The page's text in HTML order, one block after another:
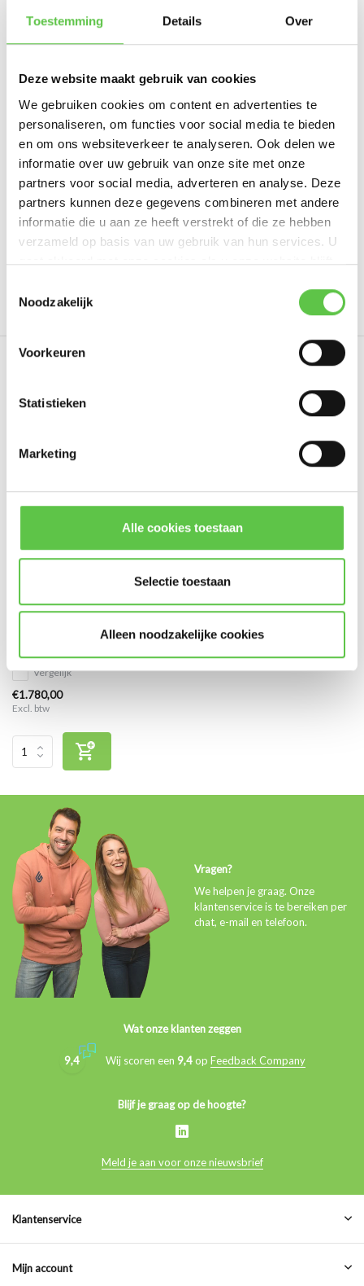
Toestemming Details Over
Deze website maakt gebruik van cookies
We gebruiken cookies om content en advertenties te
personaliseren, om functies voor social media te bieden
en om ons websiteverkeer te analyseren. Ook delen we
informatie over uw gebruik van onze site met onze
partners voor social media, adverteren en analyse. Deze
partners kunnen deze gegevens combineren met andere
informatie die u aan ze heeft verstrekt of die ze hebben
verzameld op basis van uw gebruik van hun services. U
gaat akkoord met onze cookies als u onze website blijft
Noodzakelijk
Voorkeuren
Statistieken
Marketing
Alle cookies toestaan
Selectie toestaan
Alleen noodzakelijke cookies
0/ 5 Based on 0 reviews
Er zijn nog geen reviews geschreven over dit product..
Schrijf je eigen review
Tags
Cisco Meraki MX68 Enterprise
Vergelijk
€1.780,00
Excl. btw
Vragen?
We helpen je graag. Onze
klantenservice is te bereiken per
chat, e-mail en telefoon.
Wat onze klanten zeggen
9,4 Wij scoren een 9,4op Feedback Company
Blijf je graag op de hoogte?
Meld je aan voor onze nieuwsbrief
Klantenservice
Mijn account
Updates, acties & productinformatie
Abonneer
* Lees hier de wettelijke beperkingen